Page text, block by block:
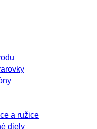
a ružice
diely